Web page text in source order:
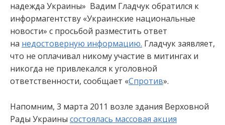
надежда Украины» Вадим Гладчук обратился к
информагентству «Украинские национальные
новости» с просьбой разместить ответ
на недостоверную информацию. Гладчук заявляет,
что не оплачивал никому участие в митингах и
никогда не привлекался к уголовной
ответственности, сообщает «Спротив».
Напомним, 3 марта 2011 возле здания Верховной
Рады Украины состоялась массовая акция